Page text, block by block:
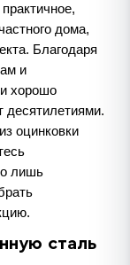
дома,
Благодаря
и
хорошо
десятилетиями.
оцинковки
лишь
сталь